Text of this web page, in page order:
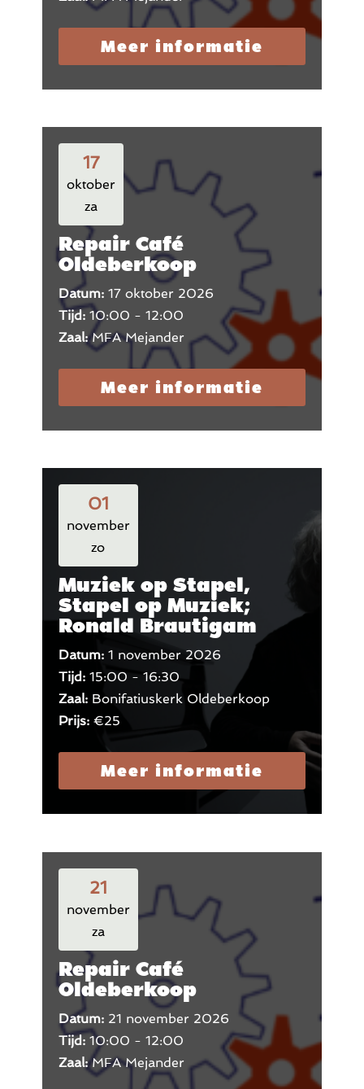
Meer informatie
17
oktober
za
Repair Café
Oldeberkoop
Datum: 17 oktober 2026
Tijd: 10:00 - 12:00
Zaal:MFA Mejander
Meer informatie
01
november
zo
Muziek op Stapel,
Stapel op Muziek;
Ronald Brautigam
Datum: 1 november 2026
Tijd: 15:00 - 16:30
Zaal: Bonifatiuskerk Oldeberkoop
Prijs: €25
Meer informatie
21
november
za
Repair Café
Oldeberkoop
Datum: 21 november 2026
Tijd: 10:00 - 12:00
Zaal:MFA Mejander